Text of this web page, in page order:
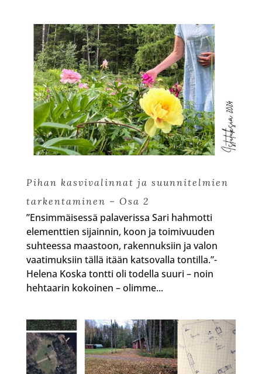
Pihan kasvivalinnat ja suunnitelmien
tarkentaminen – Osa 2
”Ensimmäisessä palaverissa Sari hahmotti
elementtien sijainnin, koon ja toimivuuden
suhteessa maastoon, rakennuksiin ja valon
vaatimuksiin tällä itään katsovalla tontilla.”-
Helena Koska tontti oli todella suuri – noin
hehtaarin kokoinen – olimme...